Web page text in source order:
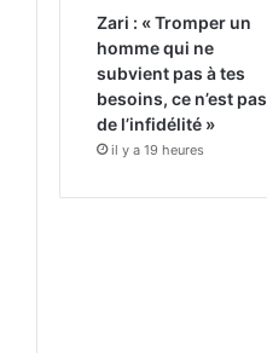
Zari : « Tromper un
homme qui ne
subvient pas à tes
besoins, ce n’est pas
de l’infidélité »
il y a 19 heures